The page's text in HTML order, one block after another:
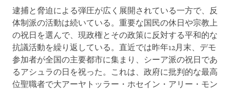
逮捕と脅迫による弾圧が広く展開されている一方で、反
体制派の活動は続いている。重要な国民の休日や宗教上
の祝日を選んで、現政権とその政策に反対する平和的な
抗議活動を繰り返している。直近では昨年12月末、デモ
参加者が全国の主要都市に集まり、シーア派の祝日であ
るアシュラの日を祝った。これは、政府に批判的な最高
位聖職者で大アーヤトッラー・ホセイン・アリー・モン